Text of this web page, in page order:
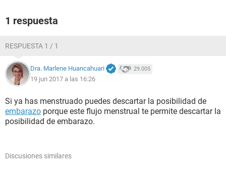
1 respuesta
RESPUESTA 1 / 1
Dra. Marlene Huancahuari 29.005
19 jun 2017 a las 16:26
Si ya has menstruado puedes descartar la posibilidad de
embarazo porque este flujo menstrual te permite descartar la
posibilidad de embarazo.
Discusiones similares